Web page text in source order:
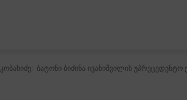
ბატონი ბიძინა ივანიშვილის